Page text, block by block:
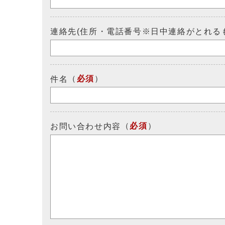
連絡先(住所・電話番号※日中連絡がとれる
件名 （ 必須 ）
お問い合わせ内容 （ 必須 ）